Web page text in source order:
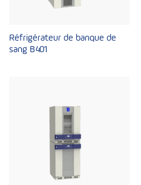
Réfrigérateur de banque de
sang B401